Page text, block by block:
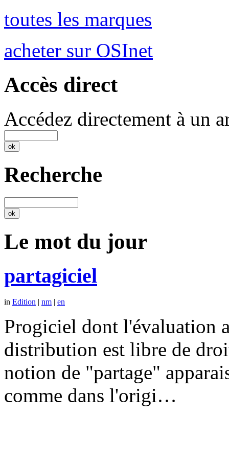
toutes les marques
acheter sur OSInet
Accès direct
Accédez directement à un
Recherche
Le mot du jour
partagiciel
in Edition | nm | en
Progiciel dont l'évaluation
distribution est libre de
notion de "partage"
comme dans l'origi…